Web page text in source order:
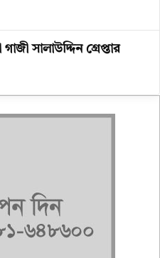
সালাউদ্দিন গ্রেপ্তার